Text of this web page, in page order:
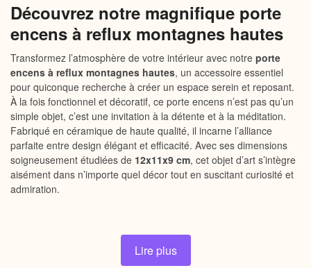
Découvrez notre magnifique porte
encens à reflux montagnes hautes
Transformez l’atmosphère de votre intérieur avec notre porte
encens à reflux montagnes hautes, un accessoire essentiel
pour quiconque recherche à créer un espace serein et reposant.
À la fois fonctionnel et décoratif, ce porte encens n’est pas qu’un
simple objet, c’est une invitation à la détente et à la méditation.
Fabriqué en céramique de haute qualité, il incarne l’alliance
parfaite entre design élégant et efficacité. Avec ses dimensions
soigneusement étudiées de 12x11x9 cm, cet objet d’art s’intègre
aisément dans n’importe quel décor tout en suscitant curiosité et
admiration.
Pourquoi choisir notre porte encens
à reflux montagnes hautes
Lire plus